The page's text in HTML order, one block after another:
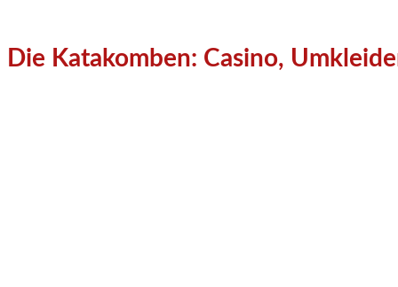
Die Katakomben: Casino,